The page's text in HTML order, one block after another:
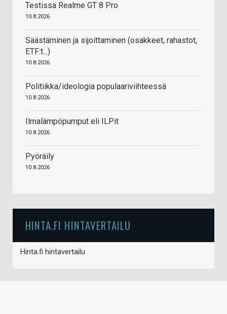
Testissä Realme GT 8 Pro
10.8.2026
Säästäminen ja sijoittaminen (osakkeet, rahastot,
ETF:t...)
10.8.2026
Politiikka/ideologia populaariviihteessä
10.8.2026
Ilmalämpöpumput eli ILPit
10.8.2026
Pyöräily
10.8.2026
HINTA.FI HINTAVERTAILU
Hinta.fi hintavertailu